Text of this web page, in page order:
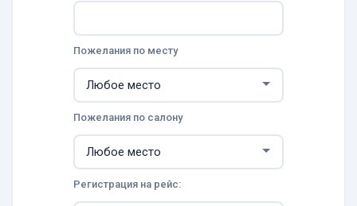
Пожелания по месту
Пожелания по салону
Регистрация на рейс: